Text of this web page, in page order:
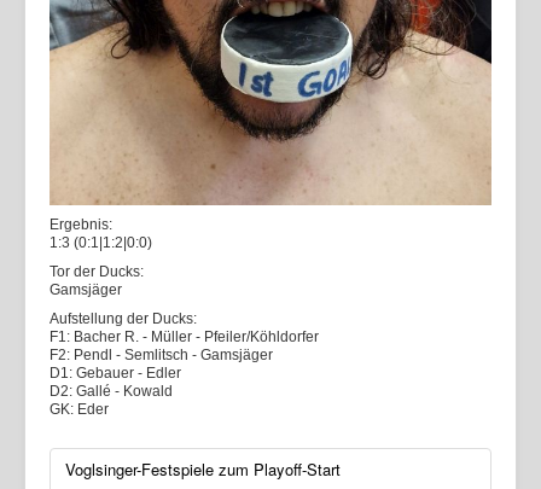
Ergebnis:
1:3 (0:1|1:2|0:0)
Tor der Ducks:
Gamsjäger
Aufstellung der Ducks:
F1: Bacher R. - Müller - Pfeiler/Köhldorfer
F2: Pendl - Semlitsch - Gamsjäger
D1: Gebauer - Edler
D2: Gallé - Kowald
GK: Eder
Voglsinger-Festspiele zum Playoff-Start